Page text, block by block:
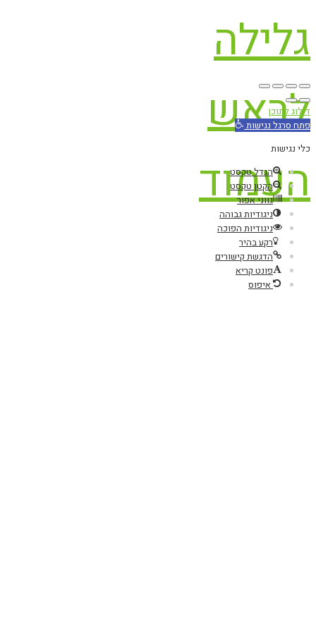
גלילה
לראש
העמוד
דילוג לתוכן
פתח סרגל נגישות
כלי נגישות
הגדל טקסט
הקטן טקסט
גווני אפור
ניגודיות גבוהה
ניגודיות הפוכה
רקע בהיר
הדגשת קישורים
פונט קריא
איפוס